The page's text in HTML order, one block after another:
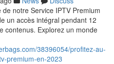
notre Service IPTV Premium
un accès intégral pendant 12
contenus. Explorez un monde
38396054/profitez-au-
premium-en-2023